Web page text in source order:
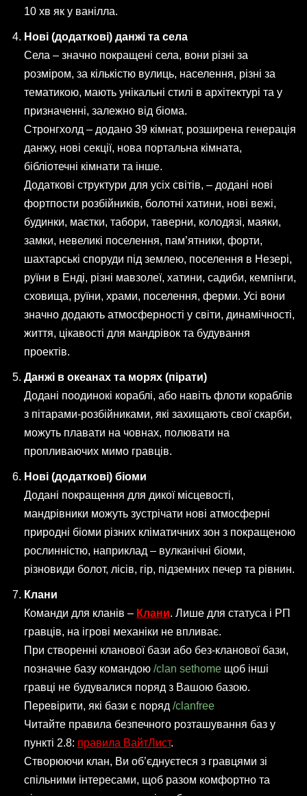
10 хв як у ванілла.
Нові (додаткові) данжі та села
Села – значно покращені села, вони різні за
розміром, за кількістю вулиць, населення, різні за
тематикою, мають унікальні стилі в архітектурі та у
призначенні, залежно від біома.
Стронгхолд – додано 39 кімнат, розширена генерація
данжу, нові секції, нова портальна кімната,
бібліотечні кімнати та інше.
Додаткові структури для усіх світів, – додані нові
фортпости розбійників, болотні хатини, нові вежі,
будинки, маєтки, табори, таверни, колодязі, маяки,
замки, невеликі поселення, пам’ятники, форти,
шахтарські споруди під землею, поселення в Незері,
руїни в Енді, різні мавзолеї, хатини, садиби, кемпінги,
сховища, руїни, храми, поселення, ферми. Усі вони
значно додають атмосферності у світи, динамічності,
життя, цікавості для мандрівок та будування
проектів.
Данжі в океанах та морях (пірати)
Додані поодинокі кораблі, або навіть флоти кораблів
з пітарами-розбійниками, які захищають свої скарби,
можуть плавати на човнах, полювати на
пропливаючих мимо гравців.
Нові (додаткові) біоми
Додані покращення для дикої місцевості,
мандрівники можуть зустрічати нові атмосферні
природні біоми різних кліматичних зон з покращеною
рослинністю, наприклад – вулканічні біоми,
різновиди болот, лісів, гір, підземних печер та рівнин.
Клани
Команди для кланів – Клани. Лише для статуса і РП
гравців, на ігрові механіки не впливає.
При створенні кланової бази або без-кланової бази,
позначне базу командою /clan sethome щоб інші
гравці не будувалися поряд з Вашою базою.
Перевірити, які бази є поряд /clanfree
Читайте правила безпечного розташування баз у
пункті 2.8: правила ВайтЛист.
Створюючи клан, Ви об’єднуєтеся з гравцями зі
спільними інтересами, щоб разом комфортно та